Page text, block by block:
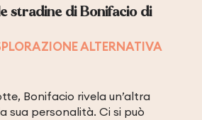
stradine di Bonifacio di
ALTERNATIVA
Bonifacio rivela un’altra
sua personalità. Ci si può